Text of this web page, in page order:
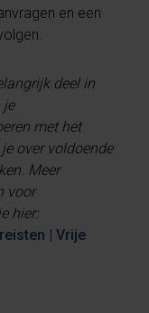
en een
deel in
je
met het
over voldoende
Meer
voor
hier:
| Vrije